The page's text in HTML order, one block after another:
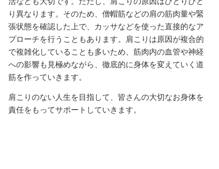
り異なります。そのため、僧帽筋などの肩の筋肉量や緊
張状態を確認した上で、カッサなどを使った直接的なア
プローチを行うこともあります。肩こりは原因が複合的
で複雑化していることも多いため、筋肉内の血管や神経
への影響も見極めながら、徹底的に身体を変えていく道
筋を作っていきます。
肩こりのない人生を目指して、皆さんの大切なお身体を
責任をもってサポートしていきます。